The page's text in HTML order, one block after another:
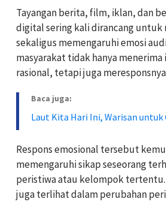
Tayangan berita, film, iklan, dan
digital sering kali dirancang untuk
sekaligus memengaruhi emosi
masyarakat tidak hanya menerima
rasional, tetapi juga
Baca juga:
Laut Kita Hari Ini, Warisan untuk
Respons emosional tersebut
memengaruhi sikap seseorang
peristiwa atau kelompok
juga terlihat dalam perubahan